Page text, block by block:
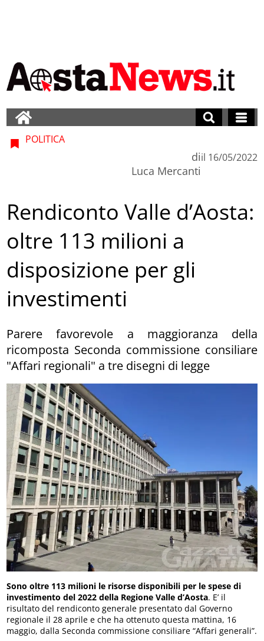
POLITICA
di
Luca Mercanti
il 16/05/2022
Rendiconto Valle d’Aosta:
oltre 113 milioni a
disposizione per gli
investimenti
Parere favorevole a maggioranza della
ricomposta Seconda commissione consiliare
"Affari regionali" a tre disegni di legge
Sono oltre 113 milioni le risorse disponibili per le spese di
investimento del 2022 della Regione Valle d’Aosta. E’ il
risultato del rendiconto generale presentato dal Governo
regionale il 28 aprile e che ha ottenuto questa mattina, 16
maggio, dalla Seconda commissione consiliare “Affari generali”.